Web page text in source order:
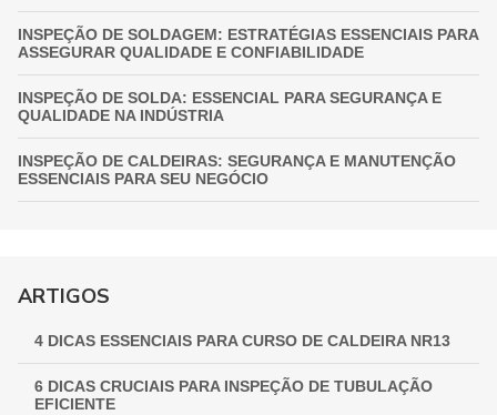
INSPEÇÃO DE SOLDAGEM: ESTRATÉGIAS ESSENCIAIS PARA
ASSEGURAR QUALIDADE E CONFIABILIDADE
INSPEÇÃO DE SOLDA: ESSENCIAL PARA SEGURANÇA E
QUALIDADE NA INDÚSTRIA
INSPEÇÃO DE CALDEIRAS: SEGURANÇA E MANUTENÇÃO
ESSENCIAIS PARA SEU NEGÓCIO
GUIA COMPLETO DE INSPEÇÃO DE VASOS DE PRESSÃO:
GARANTINDO SEGURANÇA E CONFORMIDADE
INSPEÇÃO NR 13: GARANTINDO SEGURANÇA E
CONFORMIDADE EM EQUIPAMENTOS INDUSTRIAIS
ARTIGOS
4 DICAS ESSENCIAIS PARA CURSO DE CALDEIRA NR13
6 DICAS CRUCIAIS PARA INSPEÇÃO DE TUBULAÇÃO
EFICIENTE